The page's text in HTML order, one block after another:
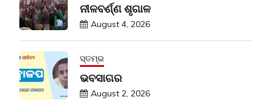
ନୀଳବର୍ଣ୍ଣ ଶୃଗାଳ
August 4, 2026
ସ୍ତମ୍ଭ
ଭବସାଗର
August 2, 2026